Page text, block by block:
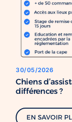
30/05/2026
Chiens
différences ?
EN SAVOIR